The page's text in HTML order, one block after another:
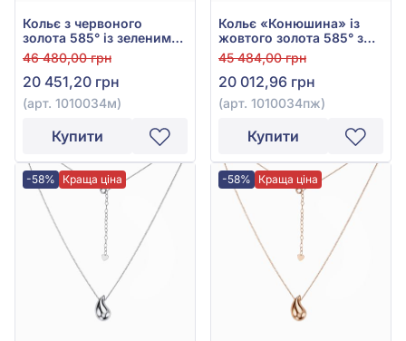
Кольє з червоного
золота 585° із зеленим
малахітом, арт. 1010034м
46 480,00 грн
20 451,20 грн
(арт. 1010034м)
Купити
Кольє «Конюшина» із
жовтого золота 585° з
перламутром, арт.
1010034пж
45 484,00 грн
20 012,96 грн
(арт. 1010034пж)
Купити
-58% Краща ціна -58% Краща ціна